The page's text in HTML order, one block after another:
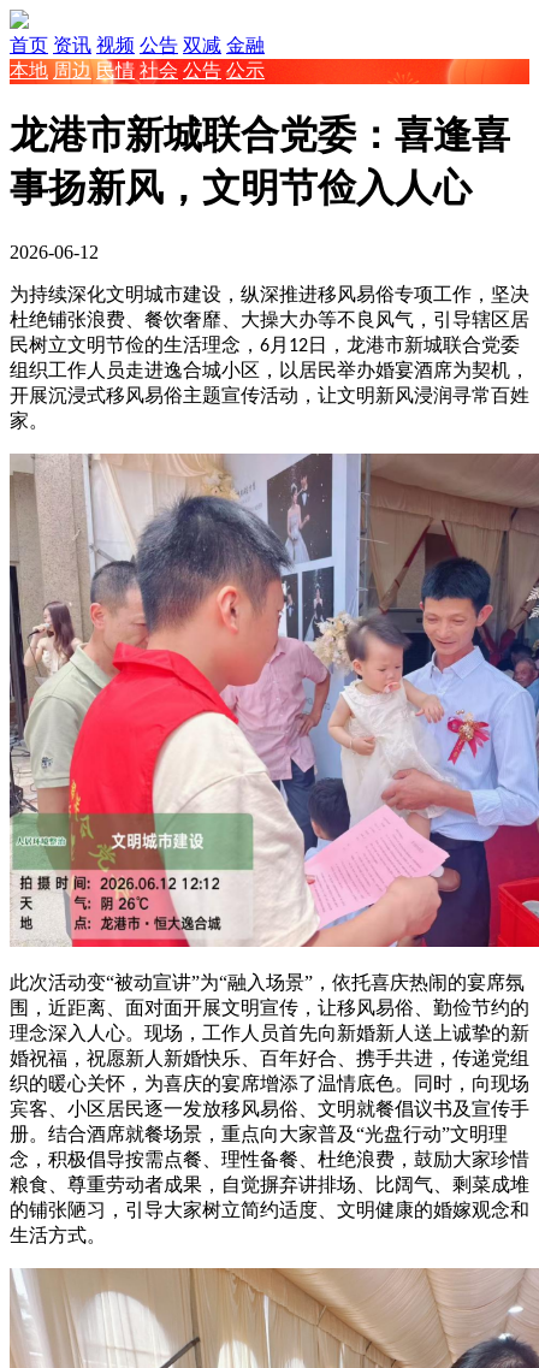
首页 资讯 视频 公告 双减 金融
本地 周边 民情 社会 公告 公示
龙港市新城联合党委：喜逢喜
事扬新风，文明节俭入人心
2026-06-12
为持续深化文明城市建设，纵深推进移风易俗专项工作，坚决
杜绝铺张浪费、餐饮奢靡、大操大办等不良风气，引导辖区居
民树立文明节俭的生活理念， 6月 12日，龙港市新城联合党委
组织工作人员走进逸合城小区，以居民举办婚宴酒席为契机，
开展沉浸式移风易俗主题宣传活动，让文明新风浸润寻常百姓
家。
此次活动变“被动宣讲”为“融入场景”，依托喜庆热闹的宴席氛
围，近距离、面对面开展文明宣传，让移风易俗、勤俭节约的
理念深入人心。现场，工作人员首先向新婚新人送上诚挚的新
婚祝福，祝愿新人新婚快乐、百年好合、携手共进，传递党组
织的暖心关怀，为喜庆的宴席增添了温情底色。同时，向现场
宾客、小区居民逐一发放移风易俗、文明就餐倡议书及宣传手
册。结合酒席就餐场景，重点向大家普及“光盘行动”文明理
念，积极倡导按需点餐、理性备餐、杜绝浪费，鼓励大家珍惜
粮食、尊重劳动者成果，自觉摒弃讲排场、比阔气、剩菜成堆
的铺张陋习，引导大家树立简约适度、文明健康的婚嫁观念和
生活方式。